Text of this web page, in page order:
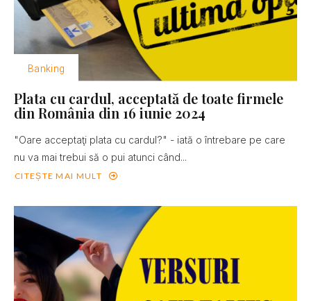
Banking
Plata cu cardul, acceptată de toate firmele
din România din 16 iunie 2024
"Oare acceptaţi plata cu cardul?" - iată o întrebare pe care
nu va mai trebui să o pui atunci când...
CITEȘTE MAI MULT